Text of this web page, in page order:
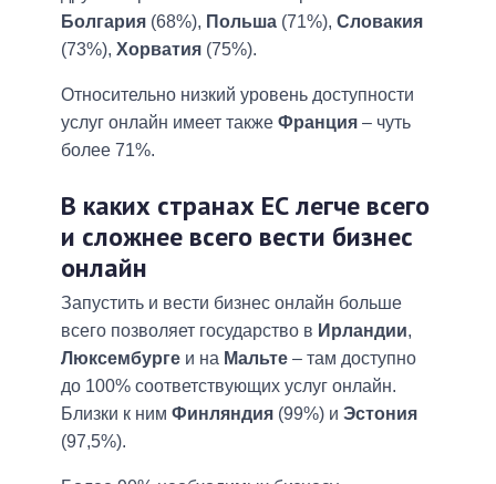
Болгария (68%), Польша (71%), Словакия
(73%), Хорватия (75%).
Относительно низкий уровень доступности
услуг онлайн имеет также Франция – чуть
более 71%.
В каких странах ЕС легче всего
и сложнее всего вести бизнес
онлайн
Запустить и вести бизнес онлайн больше
всего позволяет государство в Ирландии,
Люксембурге и на Мальте – там доступно
до 100% соответствующих услуг онлайн.
Близки к ним Финляндия (99%) и Эстония
(97,5%).